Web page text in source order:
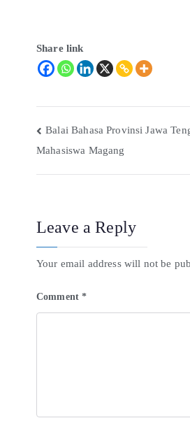
Share link
Balai Bahasa Provinsi Jawa
Mahasiswa Magang
Leave a Reply
Your email address will not be
Comment*